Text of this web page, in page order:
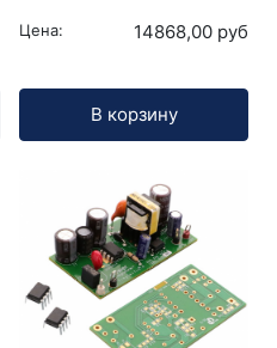
Цена: 14868,00 руб
В корзину